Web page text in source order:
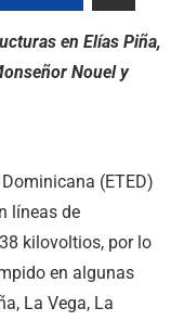
en Elías Piña,
Nouel y
(ETED)
líneas de
kilovoltios, por lo
en algunas
La Vega, La